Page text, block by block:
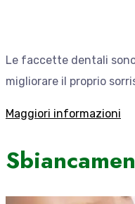
Le faccette dentali
migliorare il proprio
Maggiori informazioni